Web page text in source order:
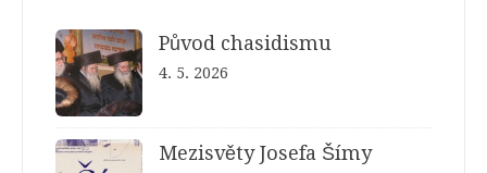
Původ chasidismu
4. 5. 2026
Mezisvěty Josefa Šímy